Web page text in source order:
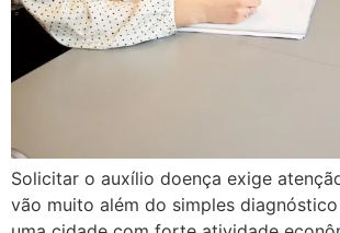
Solicitar o auxílio doença exige
vão muito além do simples